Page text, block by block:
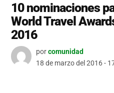
10 nominaciones
World Travel
2016
porcomunidad
18 de marzo del 2016 -